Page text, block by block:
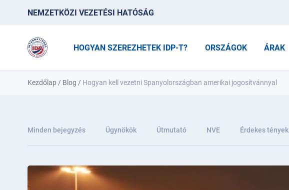
NEMZETKÖZI VEZETÉSI HATÓSÁG
HOGYAN SZEREZHETEK IDP-T? ORSZÁGOK ÁRAK
Kezdőlap / Blog / Hogyan kell vezetni Spanyolországban amerikai jogosítvánnyal
Minden bejegyzés Ügynökök Útmutató NVE Érdekes tények